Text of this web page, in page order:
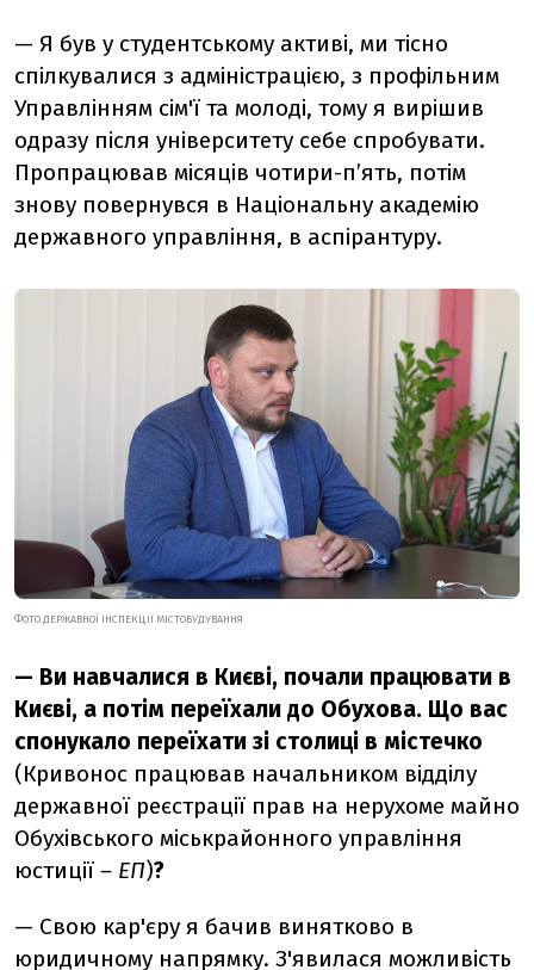
— Я був у студентському активі, ми тісно
спілкувалися з адміністрацією, з профільним
Управлінням сім'ї та молоді, тому я вирішив
одразу після університету себе спробувати.
Пропрацював місяців чотири-пʼять, потім
знову повернувся в Національну академію
державного управління, в аспірантуру.
ФОТО ДЕРЖАВНОЇ ІНСПЕКЦІЇ МІСТОБУДУВАННЯ
— Ви навчалися в Києві, почали працювати в
Києві, а потім переїхали до Обухова. Що вас
спонукало переїхати зі столиці в містечко
(Кривонос працював начальником відділу
державної реєстрації прав на нерухоме майно
Обухівського міськрайонного управління
юстиції – ЕП)?
— Свою кар'єру я бачив винятково в
юридичному напрямку. З'явилася можливість